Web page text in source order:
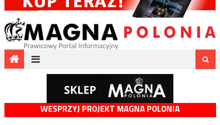
WESPRZYJ PROJEKT MAGNA POLONIA